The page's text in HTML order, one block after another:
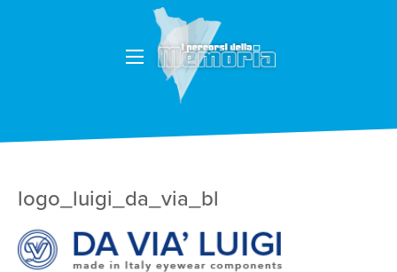
logo_luigi_da_via_bl